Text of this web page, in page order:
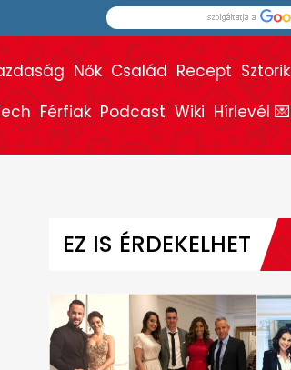
Nők Család Recept Sztorik
Férfiak Podcast Wiki Hírlevél 💌
EZ IS ÉRDEKELHET